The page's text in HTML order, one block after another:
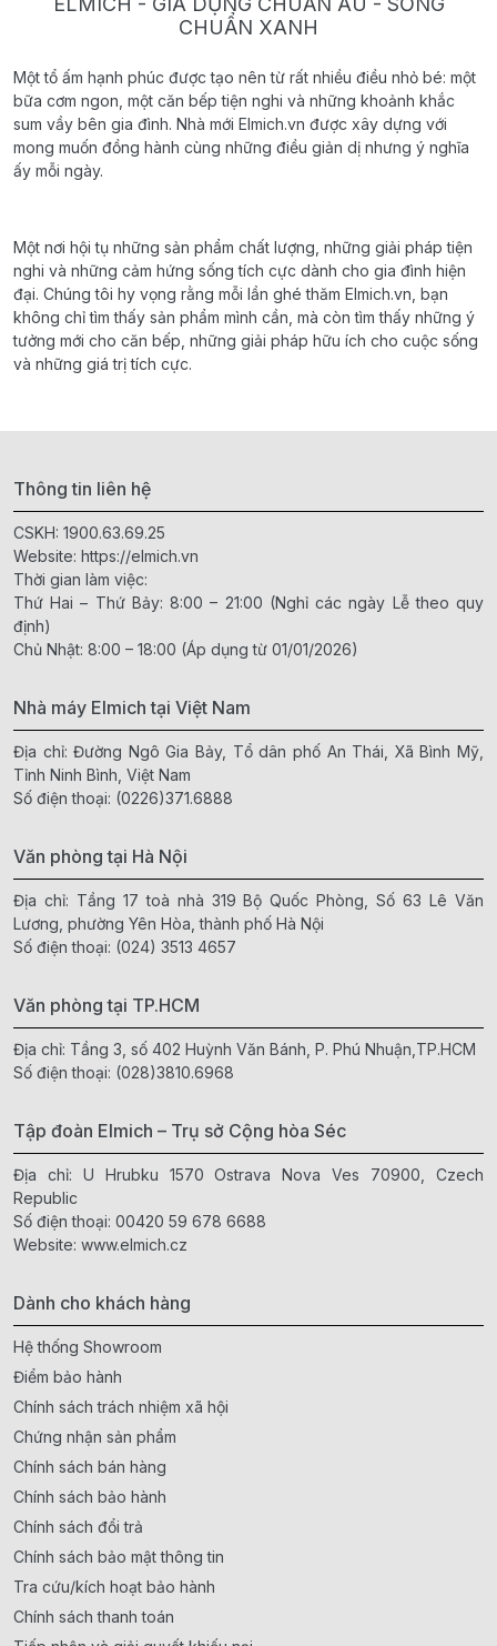
CHUẨN XANH
Một tổ ấm hạnh phúc được tạo nên từ rất nhiều điều nhỏ bé: một
bữa cơm ngon, một căn bếp tiện nghi và những khoảnh khắc
sum vầy bên gia đình. Nhà mới Elmich.vn được xây dựng với
mong muốn đồng hành cùng những điều giản dị nhưng ý nghĩa
ấy mỗi ngày.
Một nơi hội tụ những sản phẩm chất lượng, những giải pháp tiện
nghi và những cảm hứng sống tích cực dành cho gia đình hiện
đại. Chúng tôi hy vọng rằng mỗi lần ghé thăm Elmich.vn, bạn
không chỉ tìm thấy sản phẩm mình cần, mà còn tìm thấy những ý
tưởng mới cho căn bếp, những giải pháp hữu ích cho cuộc sống
và những giá trị tích cực.
Thông tin liên hệ
CSKH: 1900.63.69.25
Website: https://elmich.vn
Thời gian làm việc:
Thứ Hai – Thứ Bảy: 8:00 – 21:00 (Nghỉ các ngày Lễ theo quy
định)
Chủ Nhật: 8:00 – 18:00 (Áp dụng từ 01/01/2026)
Nhà máy Elmich tại Việt Nam
Địa chỉ: Đường Ngô Gia Bảy, Tổ dân phố An Thái, Xã Bình Mỹ,
Tỉnh Ninh Bình, Việt Nam
Số điện thoại: (0226)371.6888
Văn phòng tại Hà Nội
Địa chỉ: Tầng 17 toà nhà 319 Bộ Quốc Phòng, Số 63 Lê Văn
Lương, phường Yên Hòa, thành phố Hà Nội
Số điện thoại: (024) 3513 4657
Văn phòng tại TP.HCM
Địa chỉ: Tầng 3, số 402 Huỳnh Văn Bánh, P. Phú Nhuận,TP.HCM
Số điện thoại: (028)3810.6968
Tập đoàn Elmich – Trụ sở Cộng hòa Séc
Địa chỉ: U Hrubku 1570 Ostrava Nova Ves 70900, Czech
Republic
Số điện thoại: 00420 59 678 6688
Website: www.elmich.cz
Dành cho khách hàng
Hệ thống Showroom
Điểm bảo hành
Chính sách trách nhiệm xã hội
Chứng nhận sản phẩm
Chính sách bán hàng
Chính sách bảo hành
Chính sách đổi trả
Chính sách bảo mật thông tin
Tra cứu/kích hoạt bảo hành
Chính sách thanh toán